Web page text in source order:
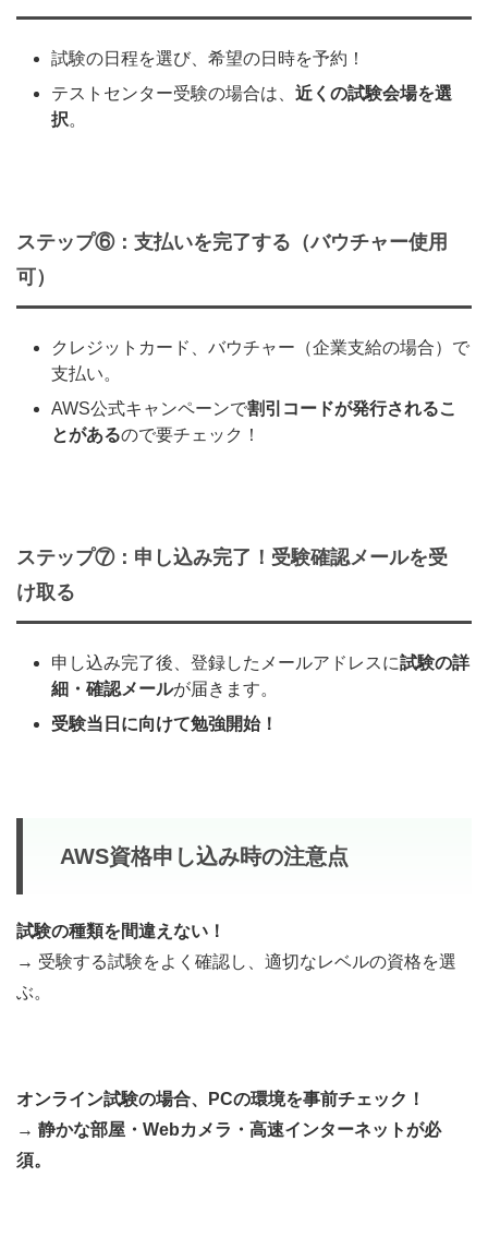
試験の日程を選び、希望の日時を予約！
テストセンター受験の場合は、 近くの試験会場を選
択。
ステップ⑥：支払いを完了する（バウチャー使用
可）
クレジットカード、バウチャー（企業支給の場合）で
支払い。
AWS公式キャンペーンで割引コードが発行されるこ
とがあるので要チェック！
ステップ⑦：申し込み完了！受験確認メールを受
け取る
申し込み完了後、登録したメールアドレスに試験の詳
細・確認メールが届きます。
受験当日に向けて勉強開始！
AWS資格申し込み時の注意点
試験の種類を間違えない！
→ 受験する試験をよく確認し、適切なレベルの資格を選
ぶ。
オンライン試験の場合、PCの環境を事前チェック！
→ 静かな部屋・Webカメラ・高速インターネットが必
須。